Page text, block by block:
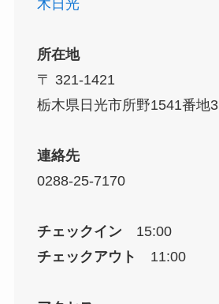
木日光
所在地
〒 321-1421
栃木県日光市所野1541番地3
連絡先
0288-25-7170
チェックイン 15:00
チェックアウト 11:00